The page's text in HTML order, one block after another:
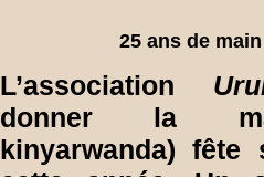
25 ans de
L’association
donner la
kinyarwanda) fête